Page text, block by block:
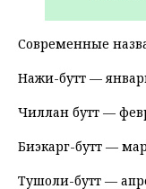
Современные
Нажи-бутт —
Чиллан бутт —
Биэкарг-бутт —
Тушоли-бутт —